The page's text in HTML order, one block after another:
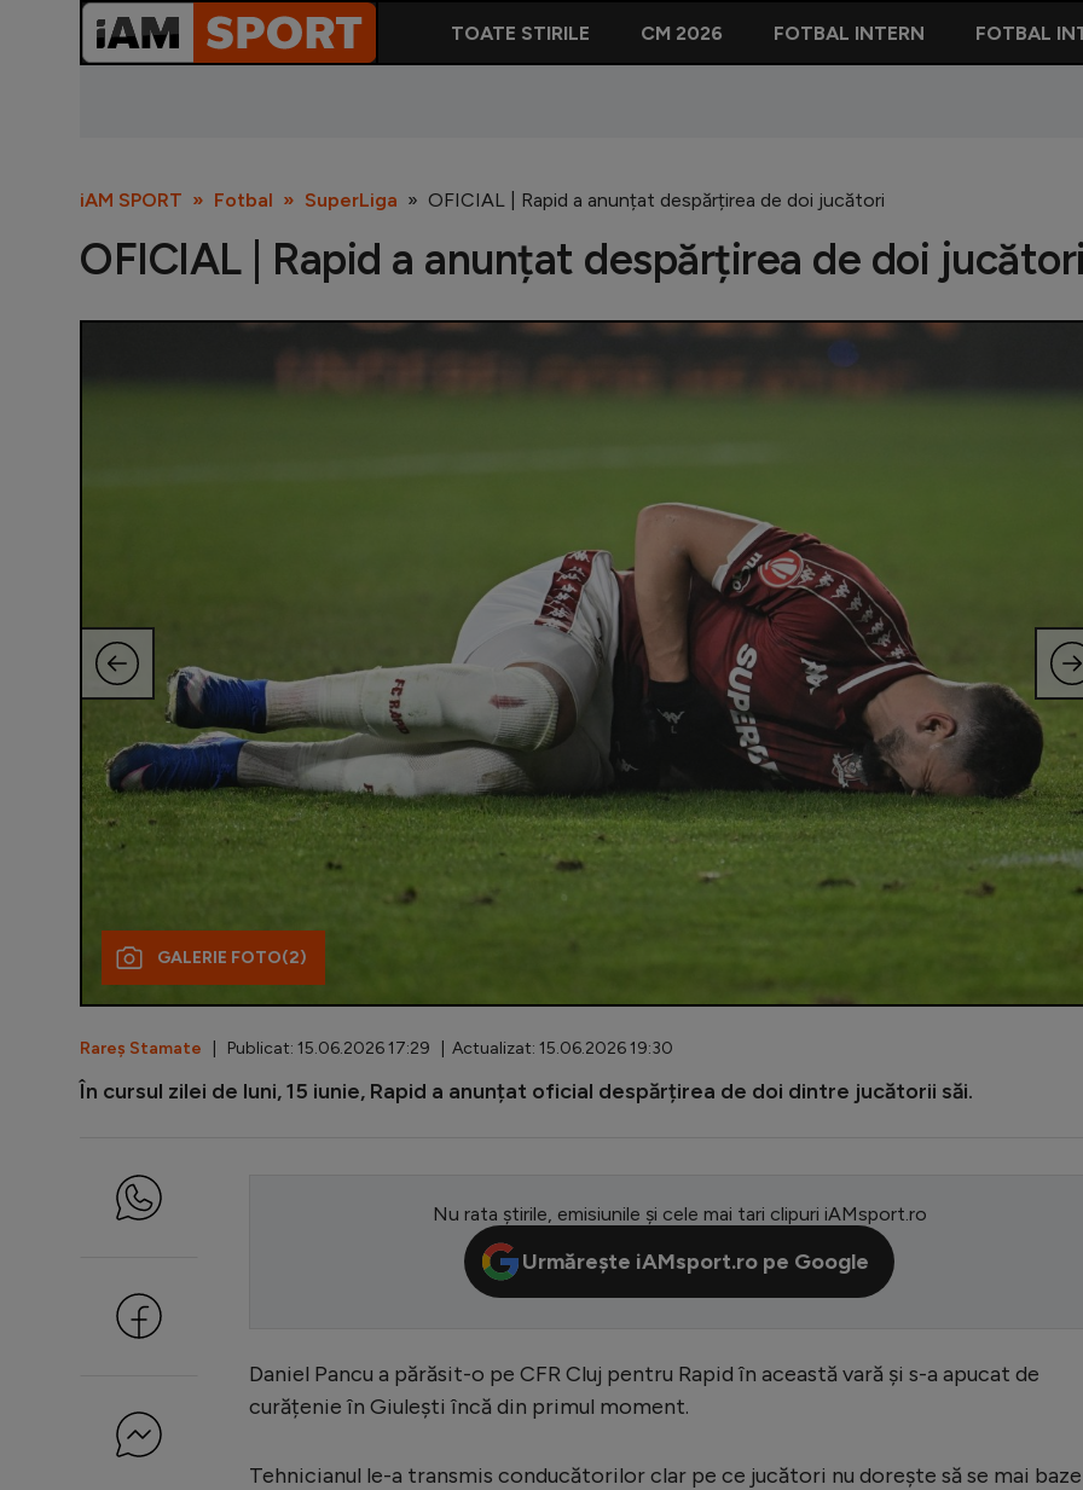
TOATE STIRILE CM 2026 FOTBAL INTERN FOTBAL
iAM SPORT Fotbal SuperLiga OFICIAL | Rapid a anunțat despărțirea de doi jucători
OFICIAL | Rapid a anunțat despărțirea de doi
GALERIE FOTO(2)
Rareș Stamate | Publicat: 15.06.2026 17:29 | Actualizat: 15.06.2026 19:30
În cursul zilei de luni, 15 iunie, Rapid a anunțat oficial despărțirea de doi dintre jucătorii săi.
Nu rata știrile, emisiunile și cele mai tari clipuri iAMsport.ro
Urmărește iAMsport.ro pe Google
Daniel Pancu a părăsit-o pe CFR Cluj pentru Rapid în această vară și s-a apucat de
curățenie în Giulești încă din primul moment.
Tehnicianul le-a transmis conducătorilor clar pe ce jucători nu dorește să se mai